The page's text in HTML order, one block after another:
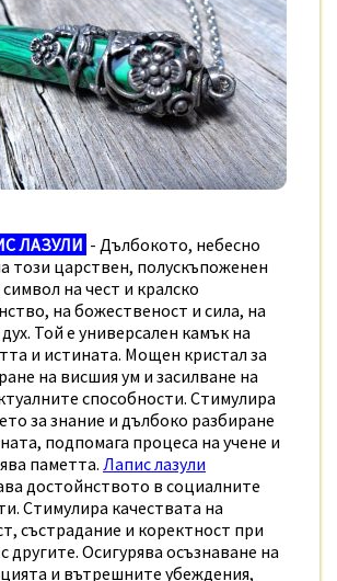
ЛАЗУЛИ - Дълбокото, небесно
този царствен, полускъпоженен
начест и кралско
на божественост и сила, на
Той е универсален камък на
и истината. Мощен кристал за
на висшия ум и засилване на
способности. Стимулира
за знание и дълбоко разбиране
подпомага процеса на учене и
паметта.Лапис лазули
достойнството в социалните
Стимулира качествата на
състрадание и коректност при
другите. Осигурява осъзнаване на
и вътрешните убеждения,